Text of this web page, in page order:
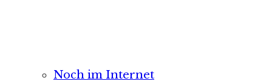
Noch im Internet